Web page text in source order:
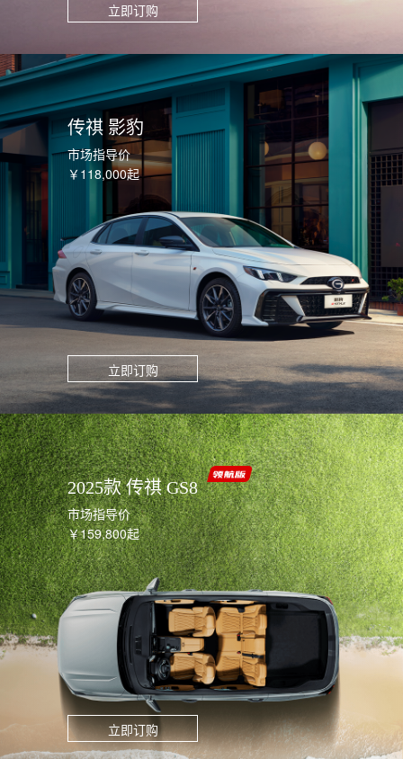
立即订购
传祺 影豹
市场指导价
￥118,000起
立即订购
2025款 传祺 GS8
市场指导价
￥159,800起
立即订购